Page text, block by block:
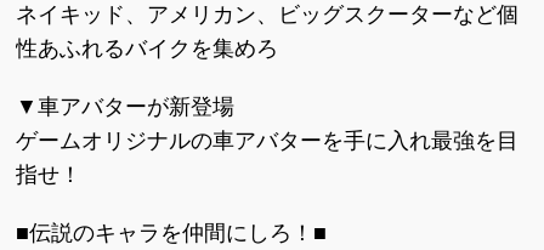
ネイキッド、アメリカン、ビッグスクーターなど個
性あふれるバイクを集めろ
▼車アバターが新登場
ゲームオリジナルの車アバターを手に入れ最強を目
指せ！
■伝説のキャラを仲間にしろ！■